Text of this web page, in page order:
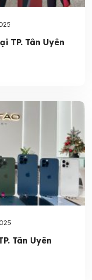
TP. Tân Uyên
Tân Uyên